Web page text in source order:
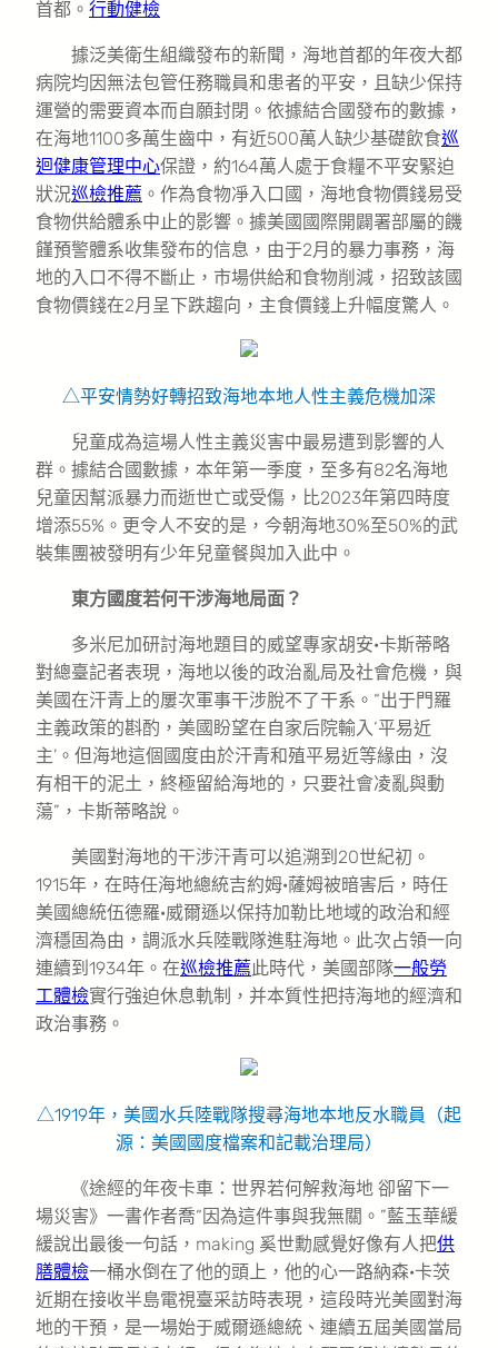
首都。 行動健檢
據泛美衛生組織發布的新聞，海地首都的年夜大都
病院均因無法包管任務職員和患者的平安，且缺少保持
運營的需要資本而自願封閉。依據結合國發布的數據，
在海地1100多萬生齒中，有近500萬人缺少基礎飲食巡
迴健康管理中心保證，約164萬人處于食糧不平安緊迫
狀況巡檢推薦 。作為食物凈入口國，海地食物價錢易受
食物供給體系中止的影響。據美國國際開闢署部屬的饑
饉預警體系收集發布的信息，由于2月的暴力事務，海
地的入口不得不斷止，市場供給和食物削減，招致該國
食物價錢在2月呈下跌趨向，主食價錢上升幅度驚人。
△平安情勢好轉招致海地本地人性主義危機加深
兒童成為這場人性主義災害中最易遭到影響的人
群。據結合國數據，本年第一季度，至多有82名海地
兒童因幫派暴力而逝世亡或受傷，比2023年第四時度
增添55%。更令人不安的是，今朝海地30%至50%的武
裝集團被發明有少年兒童餐與加入此中。
東方國度若何干涉海地局面？
多米尼加研討海地題目的威望專家胡安·卡斯蒂略
對總臺記者表現，海地以後的政治亂局及社會危機，與
美國在汗青上的屢次軍事干涉脫不了干系。“出于門羅
主義政策的斟酌，美國盼望在自家后院輸入‘平易近
主’。但海地這個國度由於汗青和殖平易近等緣由，沒
有相干的泥土，終極留給海地的，只要社會凌亂與動
蕩”，卡斯蒂略說。
美國對海地的干涉汗青可以追溯到20世紀初。
1915年，在時任海地總統吉約姆·薩姆被暗害后，時任
美國總統伍德羅·威爾遜以保持加勒比地域的政治和經
濟穩固為由，調派水兵陸戰隊進駐海地。此次占領一向
連續到1934年。在巡檢推薦此時代，美國部隊一般勞
工體檢實行強迫休息軌制，并本質性把持海地的經濟和
政治事務。
△1919年，美國水兵陸戰隊搜尋海地本地反水職員
（起
源：美國國度檔案和記載治理局）
《途經的年夜卡車：世界若何解救海地 卻留下一
場災害》一書作者喬“因為這件事與我無關。”藍玉華緩
緩說出最後一句話，making 奚世勳感覺好像有人把供
膳體檢一桶水倒在了他的頭上，他的心一路納森·卡茨
近期在接收半島電視臺采訪時表現，這段時光美國對海
地的干預，是一場始于威爾遜總統、連續五屆美國當局